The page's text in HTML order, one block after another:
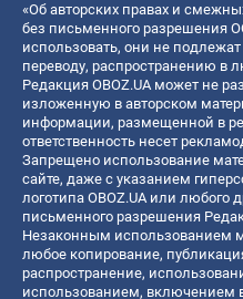
«Об авторских правах и
без письменного разрешения
использовать, они не
переводу, распространению в
Редакция OBOZ.UA может не
изложенную в авторском
информации, размещенной в
ответственность несет
Запрещено использование
сайте, даже с указанием
логотипа OBOZ.UA или любого
письменного разрешения
Незаконным использованием
любое копирование,
распространение,
использованием, включением